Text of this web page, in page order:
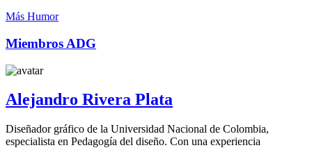
Más Humor
Miembros ADG
Alejandro Rivera Plata
Diseñador gráfico de la Universidad Nacional de Colombia,
especialista en Pedagogía del diseño. Con una experiencia